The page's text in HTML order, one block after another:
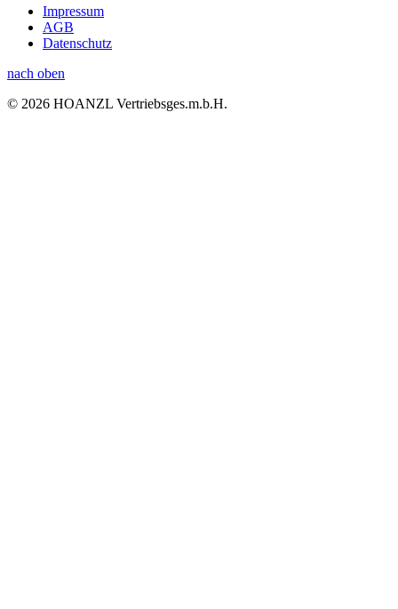
Impressum
AGB
Datenschutz
nach oben
© 2026 HOANZL Vertriebsges.m.b.H.